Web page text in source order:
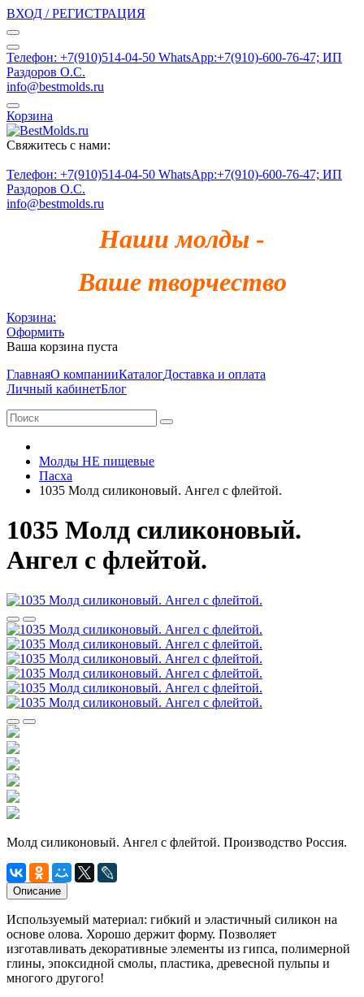
ВХОД / РЕГИСТРАЦИЯ
Телефон: +7(910)514-04-50 WhatsApp:+7(910)-600-76-47; ИП
Раздоров О.С.
info@bestmolds.ru
Корзина
Свяжитесь с нами:
Телефон: +7(910)514-04-50 WhatsApp:+7(910)-600-76-47; ИП
Раздоров О.С.
info@bestmolds.ru
Наши молды -
Ваше творчество
Корзина:
Оформить
Ваша корзина пуста
ГлавнаяО компанииКаталогДоставка и оплата
Личный кабинетБлог
Молды НЕ пищевые
Пасха
1035 Молд силиконовый. Ангел с флейтой.
1035 Молд силиконовый.
Ангел с флейтой.
Молд силиконовый. Ангел с флейтой. Производство Россия.
Описание
Используемый материал: гибкий и эластичный силикон на
основе олова. Хорошо держит форму. Позволяет
изготавливать декоративные элементы из гипса, полимерной
глины, эпоксидной смолы, пластика, древесной пульпы и
многого другого!